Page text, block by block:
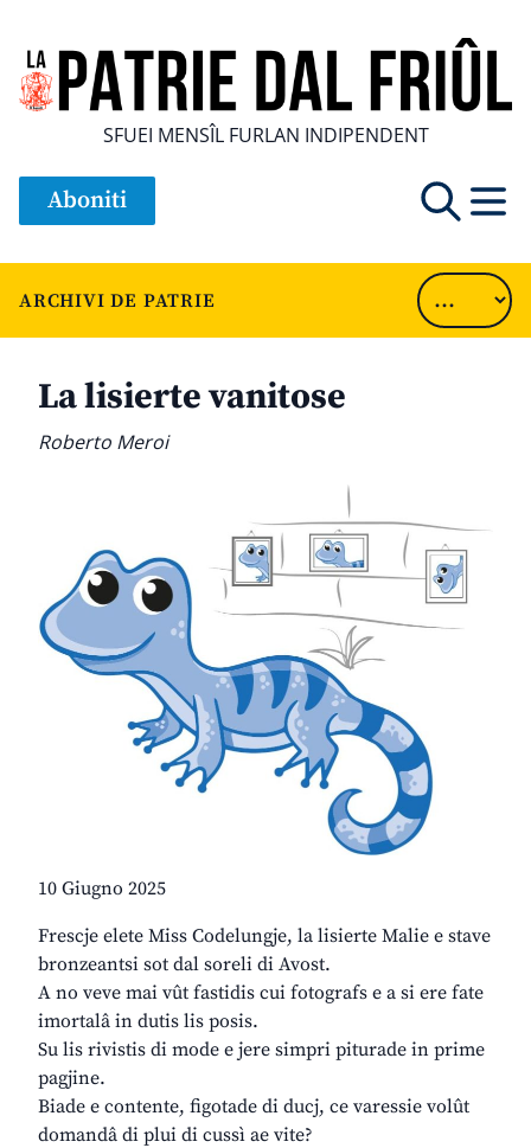
SFUEI MENSÎL FURLAN INDIPENDENT
Aboniti
ARCHIVI DE PATRIE
La lisierte vanitose
Roberto Meroi
10 Giugno 2025
Frescje elete Miss Codelungje, la lisierte Malie e stave
bronzeantsi sot dal soreli di Avost.
A no veve mai vût fastidis cui fotografs e a si ere fate
imortalâ in dutis lis posis.
Su lis rivistis di mode e jere simpri piturade in prime
pagjine.
Biade e contente, figotade di ducj, ce varessie volût
domandâ di plui di cussì ae vite?